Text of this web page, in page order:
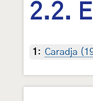
2.2.
1 : Caradja